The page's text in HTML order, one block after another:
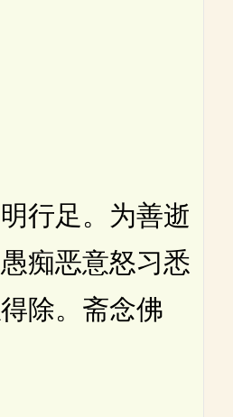
行足。为善逝
痴恶意怒习悉
除。斋念佛